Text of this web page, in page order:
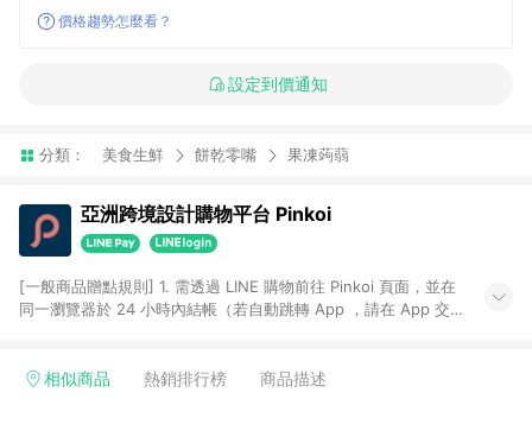
價格趨勢怎麼看？
設定到價通知
分類： 美食生鮮 餅乾零嘴 果凍蒟蒻
亞洲跨境設計購物平台 Pinkoi
[一般商品贈點規則] 1. 需透過 LINE 購物前往 Pinkoi 頁面，並在
同一瀏覽器於 24 小時內結帳（若自動跳轉 App ，請在 App 交
回饋訂單不得享有 Pinkoi 站方優惠，例如首購優惠，P coins，
相似商品 熱銷排行榜 商品描述